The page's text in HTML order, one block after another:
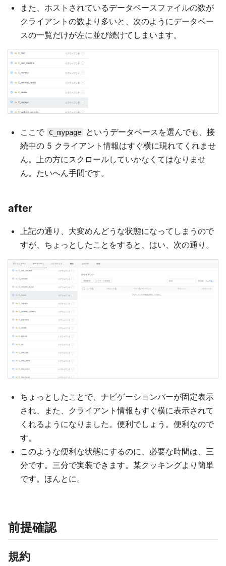
また、ホストされているデータベースファイルの数が
クライアントの数より多いと、次のようにデータベー
スの一覧だけが左に並び続けてしまいます。
ここで C_mypage
というデータベースを選んでも、接
続中の 5 クライアント情報はすぐ横に現れてくれませ
ん。上の方にスクロールしていかなくてはなりませ
ん。たいへん手間です。
after
上記の通り、大変めんどうな状態になってしまうので
すが、ちょっとしたことをすると、はい、次の通り。
ちょっとしたことで、ナビゲーションバーが固定表示
され、また、クライアント情報もすぐ横に表示されて
くれるようになりました。便利でしょう。便利なので
す。
このような便利な状態にするのに、必要な時間は、三
分です。三分で実装できます。某クッキングより簡単
です。ほんとに。
前提確認
規約